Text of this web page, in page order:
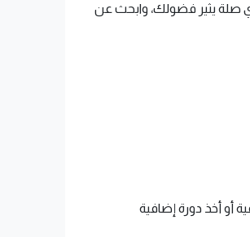
صلة يثير فضولك، وابحث عن
أو أخذ دورة إضافية